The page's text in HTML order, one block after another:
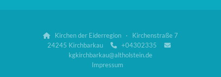

Kirchen der Eiderregion · Kirchenstraße 7
24245 Kirchbarkau
 +04302335 
kgkirchbarkau@altholstein.de
Impressum